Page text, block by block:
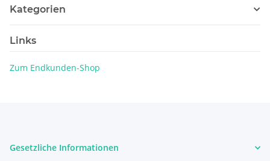
Kategorien
Links
Zum Endkunden-Shop
Gesetzliche Informationen